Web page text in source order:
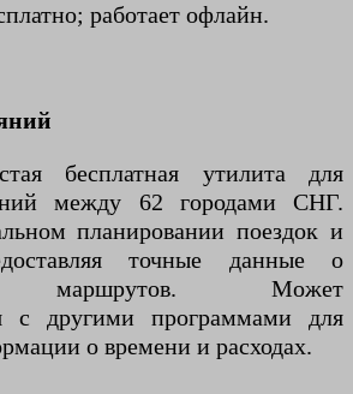
работает офлайн.
бесплатная утилита для
между 62 городами СНГ.
планировании поездок и
точные данные о
маршрутов. Может
с другими программами для
о времени и расходах.